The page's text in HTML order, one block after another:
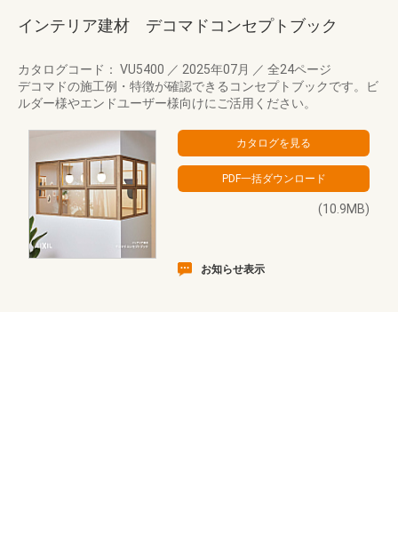
インテリア建材 デコマドコンセプトブック
カタログコード： VU5400 ／ 2025年07月 ／ 全24ページ
デコマドの施工例・特徴が確認できるコンセプトブックです。ビ
ルダー様やエンドユーザー様向けにご活用ください。
(10.9MB)
お知らせ表示